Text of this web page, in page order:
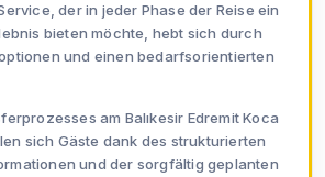
der in jeder Phase der Reise ein
bieten möchte, hebt sich durch
und einen bedarfsorientierten
am Balıkesir Edremit Koca
sich Gäste dank des strukturierten
und der sorgfältig geplanten